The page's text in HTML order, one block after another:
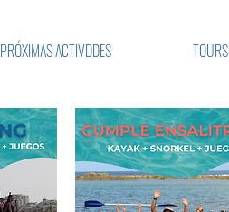
PRÓXIMAS ACTIVDDES TOURS